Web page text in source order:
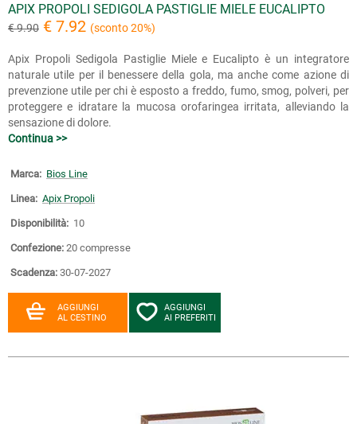
APIX PROPOLI SEDIGOLA PASTIGLIE MIELE EUCALIPTO
€ 9.90 € 7.92 (sconto 20%)
Apix Propoli Sedigola Pastiglie Miele e Eucalipto è un integratore
naturale utile per il benessere della gola, ma anche come azione di
prevenzione utile per chi è esposto a freddo, fumo, smog, polveri, per
proteggere e idratare la mucosa orofaringea irritata, alleviando la
sensazione di dolore.
Continua >>
Marca: Bios Line
Linea: Apix Propoli
Disponibilità: 10
Confezione: 20 compresse
Scadenza: 30-07-2027
AGGIUNGI
AL CESTINO
AGGIUNGI
AI PREFERITI